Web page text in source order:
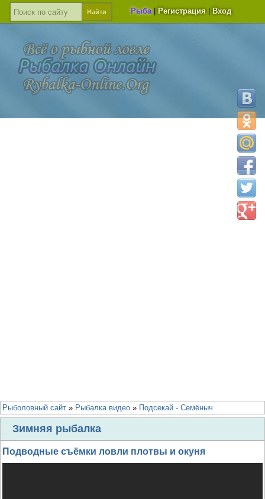
Рыба| Регистрация Вход
Рыболовный сайт » Рыбалка видео » Подсекай - Семёныч
Зимняя рыбалка
Подводные съёмки ловли плотвы и окуня